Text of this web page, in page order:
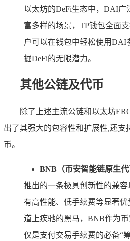
以太坊的DeFi生态中，DAI广
富多样的场景，TP钱包全面
户可以在钱包中轻松使用DAI
掘DeFi的无限潜力。
其他公链及代币
除了上述主流公链和以太坊
出了其强大的包容性和扩展性,还支
币。
BNB（币安智能链原生代
推出的一条极具创新性的兼
有高性能、低手续费等显著
道上疾驰的黑马，BNB作为
仅是支付交易手续费的必备“